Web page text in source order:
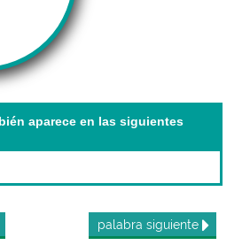
aparece en las siguientes
palabra siguiente